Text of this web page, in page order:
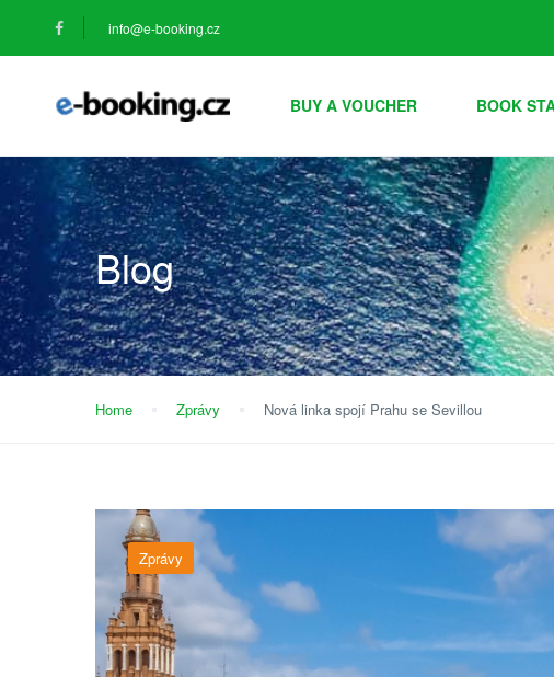
info@e-booking.cz
BUY A VOUCHER BOOK
Blog
Home Zprávy Nová linka spojí Prahu se Sevillou
Zprávy